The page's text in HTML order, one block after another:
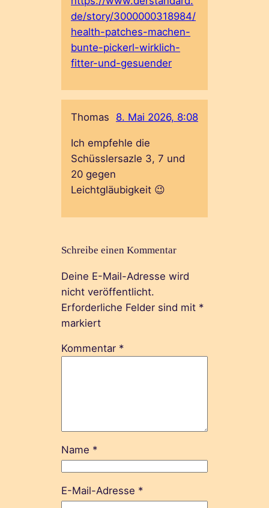
de/story/3000000318984/
health-patches-machen-
bunte-pickerl-wirklich-
fitter-und-gesuender
Thomas 8. Mai 2026, 8:08
Ich empfehle die
Schüsslersazle 3, 7 und
20 gegen
Leichtgläubigkeit 😉
Schreibe einen Kommentar
Deine E-Mail-Adresse wird
nicht veröffentlicht.
Erforderliche Felder sind mit *
markiert
Kommentar *
Name *
E-Mail-Adresse *